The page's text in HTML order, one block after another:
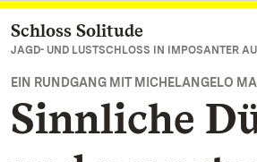
Zum Hauptinhalt springen
Schloss Solitude
JAGD- UND LUSTSCHLOSS IN IMPOSANTER
EIN RUNDGANG MIT MICHELANGELO
Sinnliche